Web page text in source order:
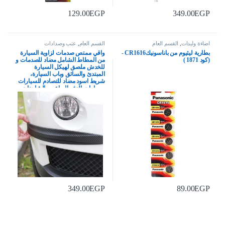
349.00EGP
129.00EGP
اضاءة وليدات القسم العام
بطارية ليثيوم من باناسونيكCR1616 -
(كود 1871 )
89.00EGP
القسم العام عتب وصدادات
واقي ممتص صدمات لزاوية السيارة
من المطاط الشامل مضاد للصدمات و
للخدش ملصق لهيكل السيارة
المبتدئ والسائق وباب السيارة،
شريط اسود مضاد للتصادم للسيارات
وسيارات الدفع الرباعي والشاحنات
349.00EGP